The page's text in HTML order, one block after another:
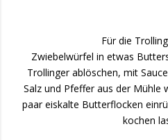
Für die
Zwiebelwürfel in etwas
Trollinger ablöschen, mit
Salz und Pfeffer aus der Mühle
paar eiskalte Butterflocken
kochen